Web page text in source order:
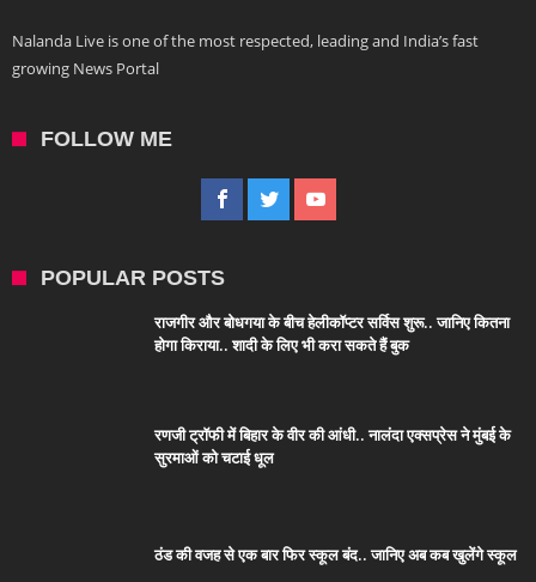
Nalanda Live is one of the most respected, leading and India’s fast
growing News Portal
FOLLOW ME
POPULAR POSTS
राजगीर और बोधगया के बीच हेलीकॉप्टर सर्विस शुरू.. जानिए कितना
होगा किराया.. शादी के लिए भी करा सकते हैं बुक
रणजी ट्रॉफी में बिहार के वीर की आंधी.. नालंदा एक्सप्रेस ने मुंबई के
सुरमाओं को चटाई धूल
ठंड की वजह से एक बार फिर स्कूल बंद.. जानिए अब कब खुलेंगे स्कूल